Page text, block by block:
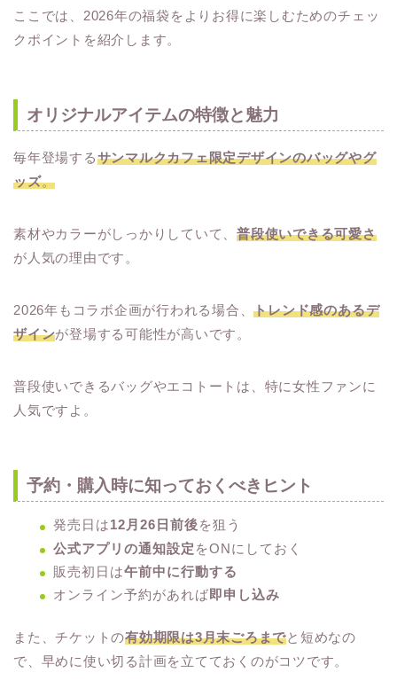
ここでは、2026年の福袋をよりお得に楽しむためのチェッ
クポイントを紹介します。
オリジナルアイテムの特徴と魅力
毎年登場するサンマルクカフェ限定デザインのバッグやグ
ッズ。
素材やカラーがしっかりしていて、普段使いできる可愛さ
が人気の理由です。
2026年もコラボ企画が行われる場合、トレンド感のあるデ
ザインが登場する可能性が高いです。
普段使いできるバッグやエコトートは、特に女性ファンに
人気ですよ。
予約・購入時に知っておくべきヒント
発売日は12月26日前後を狙う
公式アプリの通知設定 をONにしておく
販売初日は午前中に行動する
オンライン予約があれば即申し込み
また、チケットの有効期限は3月末ごろまでと短めなの
で、早めに使い切る計画を立てておくのがコツです。